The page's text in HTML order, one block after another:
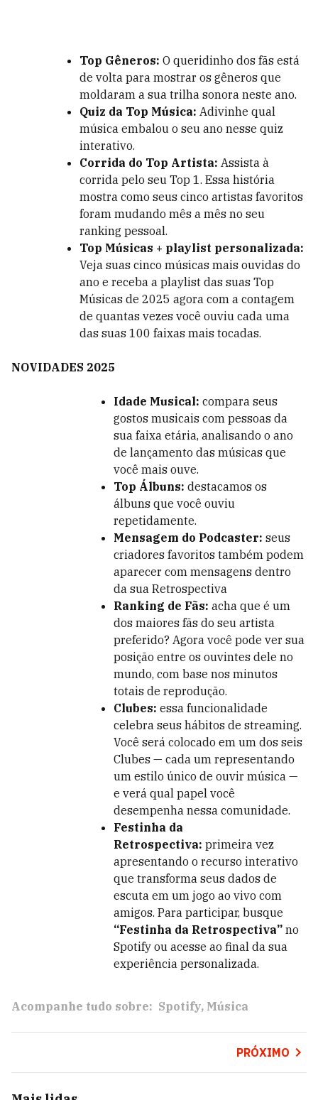
Top Gêneros: O queridinho dos fãs está
de volta para mostrar os gêneros que
moldaram a sua trilha sonora neste ano.
Quiz da Top Música: Adivinhe qual
música embalou o seu ano nesse quiz
interativo.
Corrida do Top Artista: Assista à
corrida pelo seu Top 1. Essa história
mostra como seus cinco artistas favoritos
foram mudando mês a mês no seu
ranking pessoal.
Top Músicas + playlist personalizada:
Veja suas cinco músicas mais ouvidas do
ano e receba a playlist das suas Top
Músicas de 2025 agora com a contagem
de quantas vezes você ouviu cada uma
das suas 100 faixas mais tocadas.
NOVIDADES 2025
Idade Musical: compara seus
gostos musicais com pessoas da
sua faixa etária, analisando o ano
de lançamento das músicas que
você mais ouve.
Top Álbuns: destacamos os
álbuns que você ouviu
repetidamente.
Mensagem do Podcaster: seus
criadores favoritos também podem
aparecer com mensagens dentro
da sua Retrospectiva
Ranking de Fãs: acha que é um
dos maiores fãs do seu artista
preferido? Agora você pode ver sua
posição entre os ouvintes dele no
mundo, com base nos minutos
totais de reprodução.
Clubes: essa funcionalidade
celebra seus hábitos de streaming.
Você será colocado em um dos seis
Clubes — cada um representando
um estilo único de ouvir música —
e verá qual papel você
desempenha nessa comunidade.
Festinha da
Retrospectiva: primeira vez
apresentando o recurso interativo
que transforma seus dados de
escuta em um jogo ao vivo com
amigos. Para participar, busque
“Festinha da Retrospectiva” no
Spotify ou acesse ao final da sua
experiência personalizada.
Acompanhe tudo sobre: Spotify Música
PRÓXIMO